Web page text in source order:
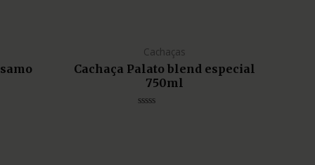
Cachaças
Cachaça Palato blend especial
750ml